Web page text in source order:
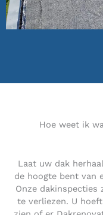
Hoe weet ik
Laat uw dak
de hoogte bent van
Onze
te verliezen. U